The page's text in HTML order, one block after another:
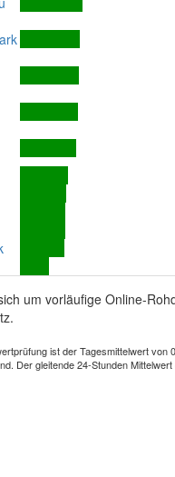
um vorläufige Online-
ist der Tagesmittelwert von
Der gleitende 24-Stunden